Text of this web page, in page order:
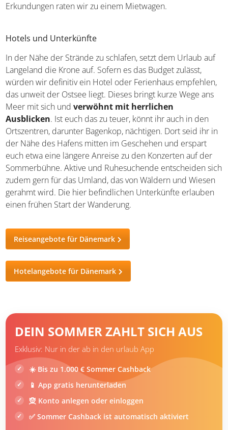
Erkundungen raten wir zu einem Mietwagen.
Hotels und Unterkünfte
In der Nähe der Strände zu schlafen, setzt dem Urlaub auf
Langeland die Krone auf. Sofern es das Budget zulässt,
würden wir definitiv ein Hotel oder Ferienhaus empfehlen,
das unweit der Ostsee liegt. Dieses bringt kurze Wege ans
Meer mit sich undverwöhnt mit herrlichen
Ausblicken. Ist euch das zu teuer, könnt ihr auch in den
Ortszentren, darunter Bagenkop, nächtigen. Dort seid ihr in
der Nähe des Hafens mitten im Geschehen und erspart
euch etwa eine längere Anreise zu den Konzerten auf der
Sommerbühne. Aktive und Ruhesuchende entscheiden sich
zudem gern für das Umland, das von Wäldern und Wiesen
gerahmt wird. Die hier befindlichen Unterkünfte erlauben
einen frühen Start der Wanderung.
Reiseangebote für Dänemark
Hotelangebote für Dänemark
DEIN SOMMER ZAHLT SICH AUS
Exklusiv: Nur in der ab in den urlaub App
☀️ Bis zu 1.000 € Sommer Cashback
📱 App gratis herunterladen
🧝 Konto anlegen oder einloggen
✅ Sommer Cashback ist automatisch aktiviert